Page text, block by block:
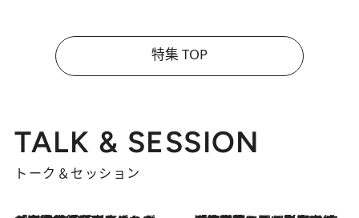
特集 TOP
TALK & SESSION
トーク＆セッション